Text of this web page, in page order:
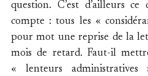
question. C’est d’ailleurs
compte : tous les «
pour mot une reprise de la
mois de retard. Faut-il
« lenteurs